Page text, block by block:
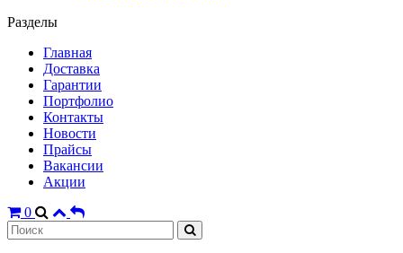
Разделы
Главная
Доставка
Гарантии
Портфолио
Контакты
Новости
Прайсы
Вакансии
Акции
0